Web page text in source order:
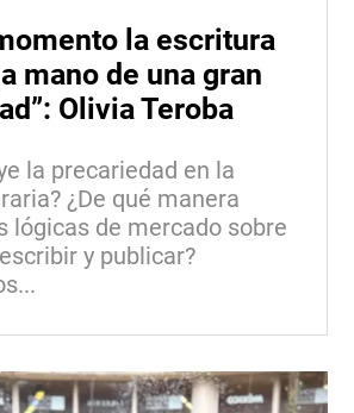
la escritura
mano de una gran
Olivia Teroba
la precariedad en la
¿De qué manera
lógicas de mercado sobre
y publicar?